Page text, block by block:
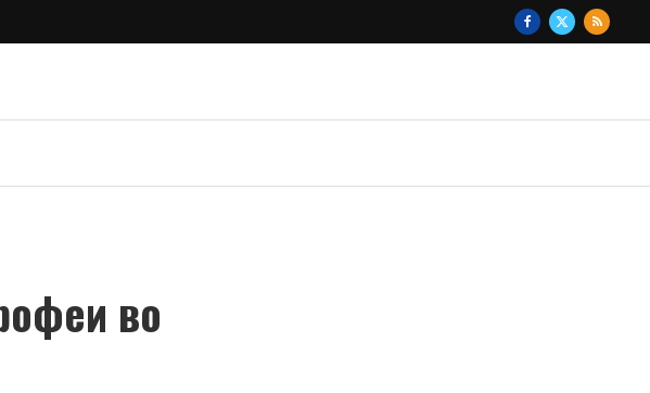
во